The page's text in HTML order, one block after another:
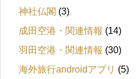
神社仏閣 (3)
成田空港・関連情報 (14)
羽田空港・関連情報 (30)
海外旅行androidアプリ (5)